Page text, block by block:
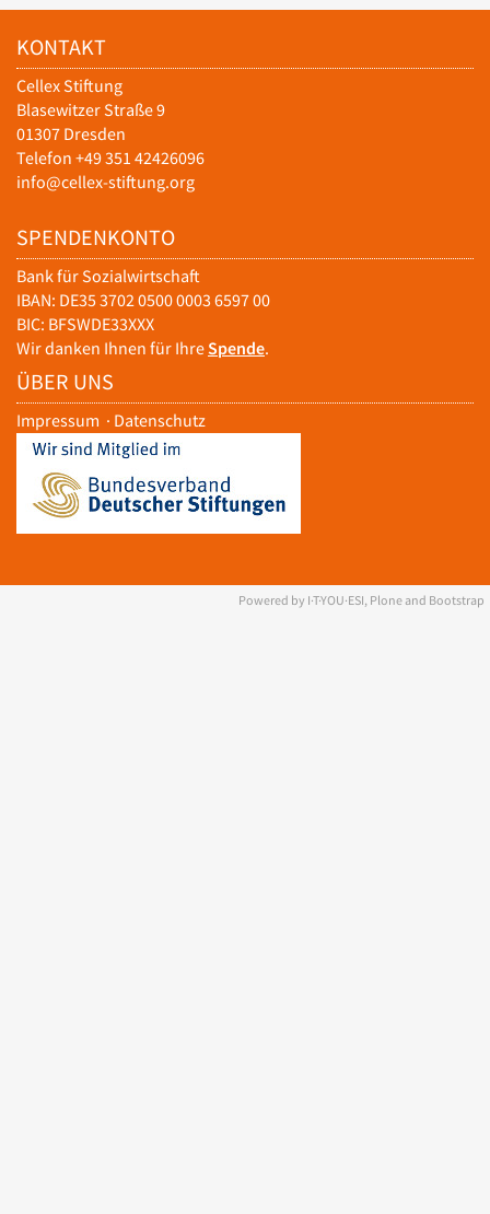
KONTAKT
Cellex Stiftung
Blasewitzer Straße 9
01307 Dresden
Telefon +49 351 42426096
info@cellex-stiftung.org
SPENDENKONTO
Bank für Sozialwirtschaft
IBAN: DE35 3702 0500 0003 6597 00
BIC: BFSWDE33XXX
Wir danken Ihnen für IhreSpende.
ÜBER UNS
Impressum · Datenschutz
Powered by I·T·YOU·ESI, Plone and Bootstrap